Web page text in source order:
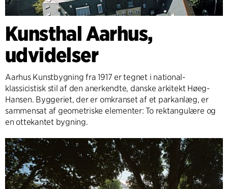
Kunsthal Aarhus,
udvidelser
Aarhus Kunstbygning fra 1917 er tegnet i national-
klassicistisk stil af den anerkendte, danske arkitekt Høeg-
Hansen. Byggeriet, der er omkranset af et parkanlæg, er
sammensat af geometriske elementer: To rektangulære og
en ottekantet bygning.